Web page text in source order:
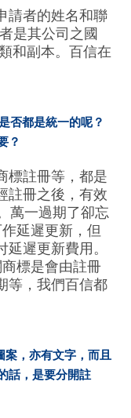
請者的姓名和聯
是其公司之國
和副本。百信在
否都是統一的呢？
？
標註冊等，都是
註冊之後，有效
萬一過期了卻忘
延遲更新，但
遲更新費用。
標是會由註冊
等，我們百信都
案，亦有文字，而且
話，是要分開註